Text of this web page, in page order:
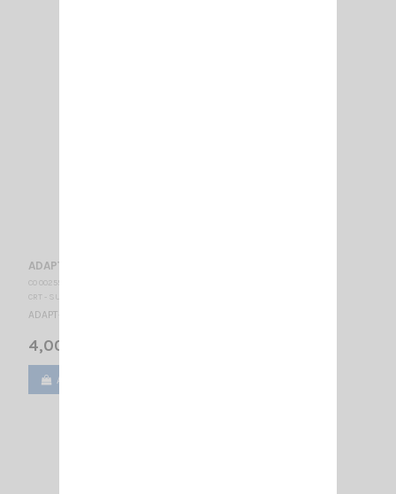
ADAPT- N MALE/BNC-F
CO 002550
CRT - SUPERSTAR
ADAPT- N MALE/BNC-F
4,00 €
Ajouter au panier